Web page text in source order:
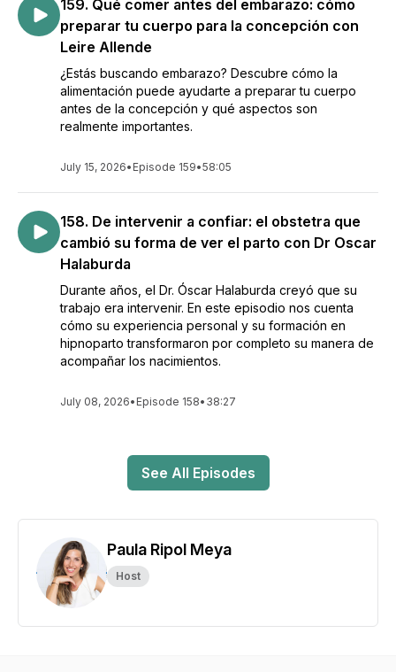
159. Qué comer antes del embarazo: cómo
preparar tu cuerpo para la concepción con
Leire Allende
¿Estás buscando embarazo? Descubre cómo la
alimentación puede ayudarte a preparar tu cuerpo
antes de la concepción y qué aspectos son
realmente importantes.
July 15, 2026• Episode 159•58:05
158. De intervenir a confiar: el obstetra que
cambió su forma de ver el parto con Dr Oscar
Halaburda
Durante años, el Dr. Óscar Halaburda creyó que su
trabajo era intervenir. En este episodio nos cuenta
cómo su experiencia personal y su formación en
hipnoparto transformaron por completo su manera de
acompañar los nacimientos.
July 08, 2026• Episode 158• 38:27
See All Episodes
Paula Ripol Meya
Host